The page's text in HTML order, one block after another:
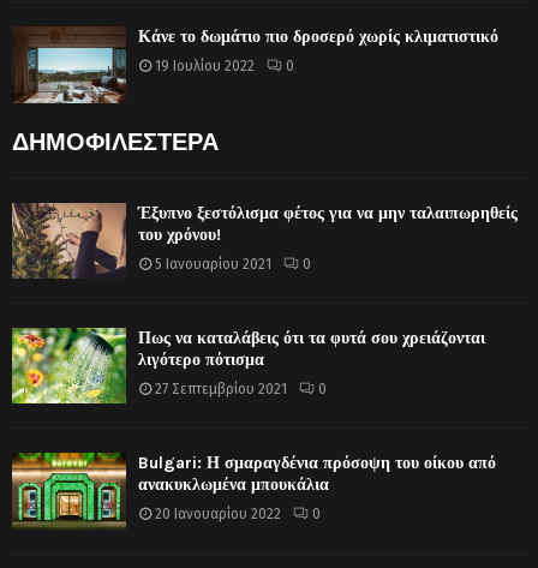
Κάνε το δωμάτιο πιο δροσερό χωρίς κλιματιστικό
19 Ιουλίου 2022 0
ΔΗΜΟΦΙΛΕΣΤΕΡΑ
Έξυπνο ξεστόλισμα φέτος για να μην ταλαιπωρηθείς
του χρόνου!
5 Ιανουαρίου 2021 0
Πως να καταλάβεις ότι τα φυτά σου χρειάζονται
λιγότερο πότισμα
27 Σεπτεμβρίου 2021 0
Bulgari: Η σμαραγδένια πρόσοψη του οίκου από
ανακυκλωμένα μπουκάλια
20 Ιανουαρίου 2022 0